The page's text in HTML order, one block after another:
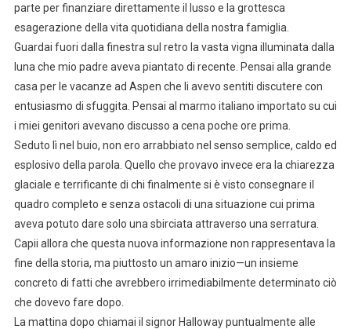
parte per finanziare direttamente il lusso e la grottesca
esagerazione della vita quotidiana della nostra famiglia.
Guardai fuori dalla finestra sul retro la vasta vigna illuminata dalla
luna che mio padre aveva piantato di recente. Pensai alla grande
casa per le vacanze ad Aspen che li avevo sentiti discutere con
entusiasmo di sfuggita. Pensai al marmo italiano importato su cui
i miei genitori avevano discusso a cena poche ore prima.
Seduto lì nel buio, non ero arrabbiato nel senso semplice, caldo ed
esplosivo della parola. Quello che provavo invece era la chiarezza
glaciale e terrificante di chi finalmente si è visto consegnare il
quadro completo e senza ostacoli di una situazione cui prima
aveva potuto dare solo una sbirciata attraverso una serratura.
Capii allora che questa nuova informazione non rappresentava la
fine della storia, ma piuttosto un amaro inizio—un insieme
concreto di fatti che avrebbero irrimediabilmente determinato ciò
che dovevo fare dopo.
La mattina dopo chiamai il signor Halloway puntualmente alle